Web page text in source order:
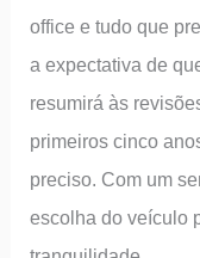
office e tudo que
a expectativa de
resumirá às
primeiros cinco
preciso. Com um
escolha do veículo